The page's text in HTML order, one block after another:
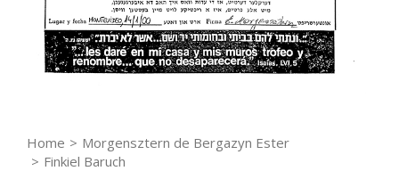
Home > Morgensztern de Bergazyn Ester
> Finkiel Baruch